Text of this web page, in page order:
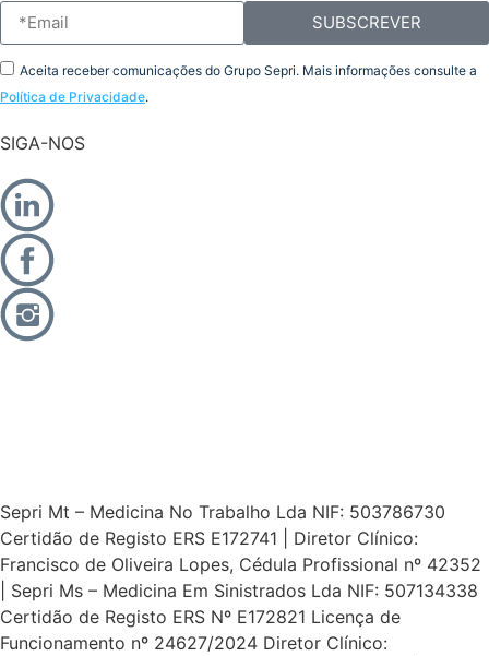
Aceita receber comunicações do Grupo Sepri. Mais informações consulte a
Política de Privacidade.
SUBSCREVER
SIGA-NOS
Sepri Mt – Medicina No Trabalho Lda NIF: 503786730
Certidão de Registo ERS E172741 | Diretor Clínico:
Francisco de Oliveira Lopes, Cédula Profissional nº 42352
| Sepri Ms – Medicina Em Sinistrados Lda NIF: 507134338
Certidão de Registo ERS Nº E172821 Licença de
Funcionamento nº 24627/2024 Diretor Clínico: